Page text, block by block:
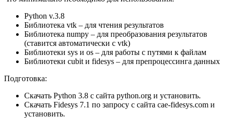
Python v.3.8
Библиотека vtk – для чтения результатов
Библиотека numpy – для преобразования результатов
(ставится автоматически с vtk)
Библиотеки sys и os – для работы с путями к файлам
Библиотеки cubit и fidesys – для препроцессинга данных
Подготовка:
Скачать Python 3.8 с сайта python.org и установить.
Скачать Fidesys 7.1 по запросу с сайта cae-fidesys.com и
установить.